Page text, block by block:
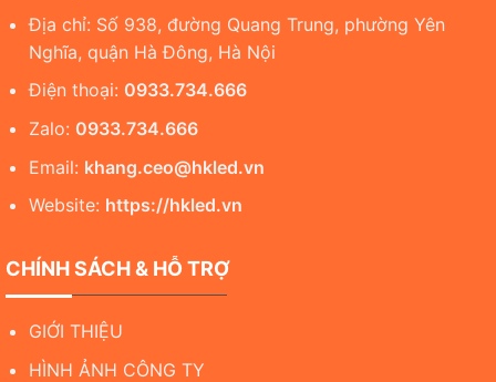
Địa chỉ: Số 938, đường Quang Trung, phường Yên
Nghĩa, quận Hà Đông, Hà Nội
Điện thoại: 0933.734.666
Zalo: 0933.734.666
Email: khang.ceo@hkled.vn
Website: https://hkled.vn
CHÍNH SÁCH & HỖ TRỢ
GIỚI THIỆU
HÌNH ẢNH CÔNG TY